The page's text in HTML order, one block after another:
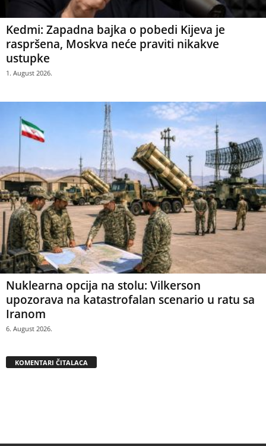
Kedmi: Zapadna bajka o pobedi Kijeva je
raspršena, Moskva neće praviti nikakve
ustupke
1. August 2026.
Nuklearna opcija na stolu: Vilkerson
upozorava na katastrofalan scenario u ratu sa
Iranom
6. August 2026.
KOMENTARI ČITALACA